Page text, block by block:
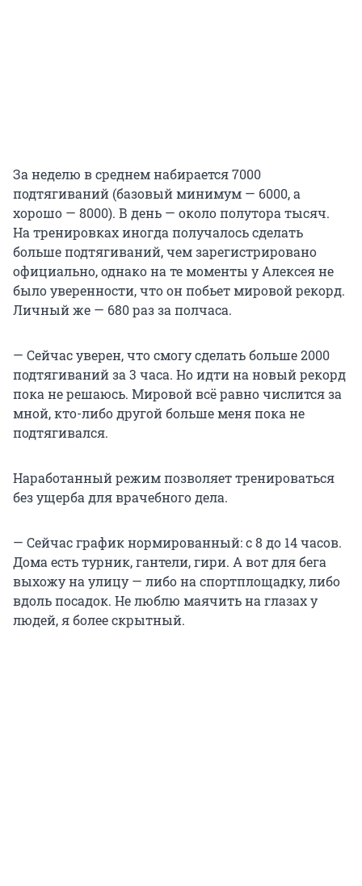
За неделю в среднем набирается 7000
подтягиваний (базовый минимум — 6000, а
хорошо — 8000). В день — около полутора тысяч.
На тренировках иногда получалось сделать
больше подтягиваний, чем зарегистрировано
официально, однако на те моменты у Алексея не
было уверенности, что он побьет мировой рекорд.
Личный же — 680 раз за полчаса.
— Сейчас уверен, что смогу сделать больше 2000
подтягиваний за 3 часа. Но идти на новый рекорд
пока не решаюсь. Мировой всё равно числится за
мной, кто-либо другой больше меня пока не
подтягивался.
Наработанный режим позволяет тренироваться
без ущерба для врачебного дела.
— Сейчас график нормированный: с 8 до 14 часов.
Дома есть турник, гантели, гири. А вот для бега
выхожу на улицу — либо на спортплощадку, либо
вдоль посадок. Не люблю маячить на глазах у
людей, я более скрытный.